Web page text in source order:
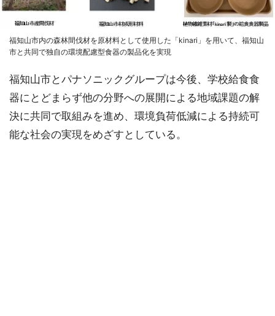
福知山市内の森林間伐材を原材料として使用した「kinari」を用いて、福知山
市と共同で独自の環境配慮型食器の製品化を実現
福知山市とパナソニックグループは今後、学校給食食
器にとどまらず他の分野への展開による地域課題の解
決に共同で取組みを進め、環境負荷低減による持続可
能な社会の実現をめざすとしている。